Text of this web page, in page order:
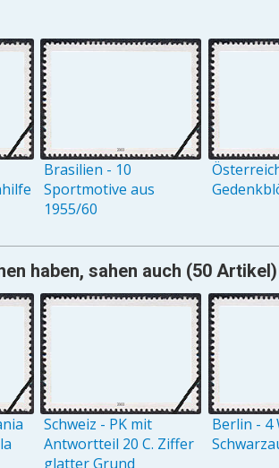
Brasilien - 10
Sportmotive aus
1955/60
haben, sahen auch (50 Artikel)
Schweiz - PK mit
Antwortteil 20 C. Ziffer
glatter Grund
Berlin - 4